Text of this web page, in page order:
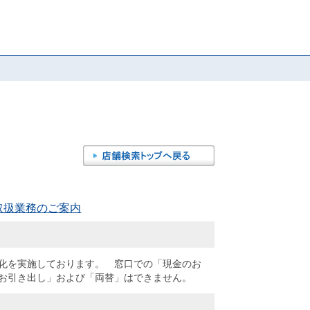
扱業務のご案内
を実施しております。 窓口での「現金のお
引き出し」および「両替」はできません。